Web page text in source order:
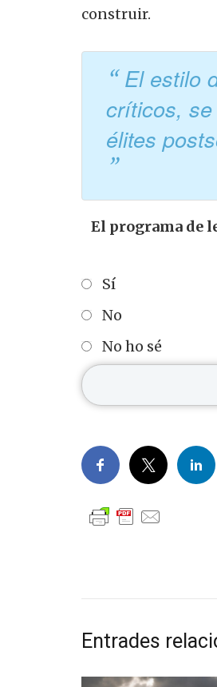
construir.
El estilo
críticos,
élites
El programa de
Sí
No
No ho sé
Entrades